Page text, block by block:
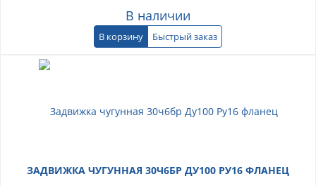
В наличии
В корзину Быстрый заказ
ЗАДВИЖКА ЧУГУННАЯ 30Ч6БР ДУ100 РУ16 ФЛАНЕЦ